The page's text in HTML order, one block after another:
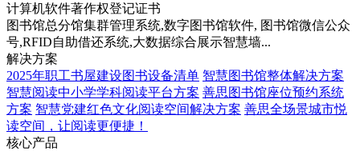
计算机软件著作权登记证书
图书馆总分馆集群管理系统,数字图书馆软件, 图书馆微信公众
号,RFID自助借还系统,大数据综合展示智慧墙...
解决方案
2025年职工书屋建设图书设备清单 智慧图书馆整体解决方案
智慧阅读中小学学科阅读平台方案 善思图书馆座位预约系统
方案 智慧党建红色文化阅读空间解决方案 善思全场景城市悦
读空间，让阅读更便捷！
核心产品